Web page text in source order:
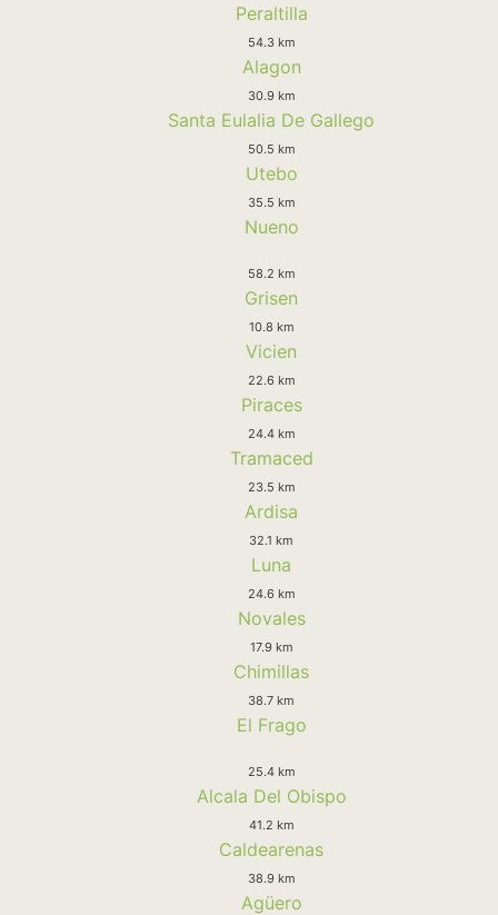
Peraltilla
54.3 km
Alagon
30.9 km
Santa Eulalia De Gallego
50.5 km
Utebo
35.5 km
Nueno
58.2 km
Grisen
10.8 km
Vicien
22.6 km
Piraces
24.4 km
Tramaced
23.5 km
Ardisa
32.1 km
Luna
24.6 km
Novales
17.9 km
Chimillas
38.7 km
El Frago
25.4 km
Alcala Del Obispo
41.2 km
Caldearenas
38.9 km
Agüero